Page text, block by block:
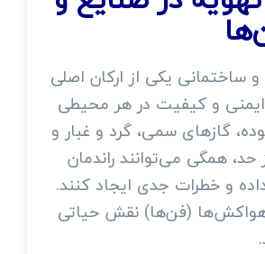
ساختمانی یکی از ارکان اصلی
و کیفیت در هر محیطی
گازهای سمی، گرد و غبار و
همگی می‌توانند راندمان
و خطرات جدی ایجاد کنند.
هواکش‌ها (فن‌ها) نقش حیاتی